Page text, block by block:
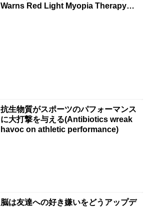
Warns Red Light Myopia Therapy
抗生物質がスポーツのパフォーマンス
に大打撃を与える(Antibiotics wreak
havoc on athletic performance)
脳は友達への好き嫌いをどうアップデ